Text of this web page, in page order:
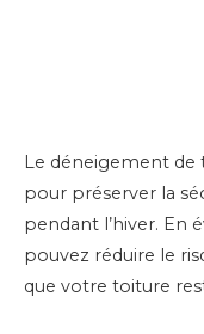
Le déneigement de
pour préserver la
pendant l’hiver. En
pouvez réduire le
que votre toiture